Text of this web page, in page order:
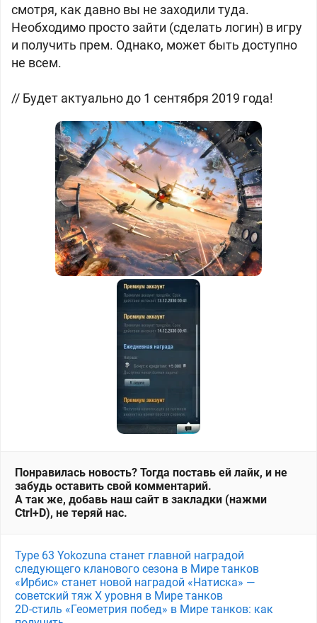
смотря, как давно вы не заходили туда.
Необходимо просто зайти (сделать логин) в игру
и получить прем. Однако, может быть доступно
не всем.
// Будет актуально до 1 сентября 2019 года!
Понравилась новость? Тогда поставь ей лайк, и не
забудь оставить свой комментарий.
А так же, добавь наш сайт в закладки (нажми
Ctrl+D), не теряй нас.
Type 63 Yokozuna станет главной наградой
следующего кланового сезона в Мире танков
«Ирбис» станет новой наградой «Натиска» —
советский тяж X уровня в Мире танков
2D-стиль «Геометрия побед» в Мире танков: как